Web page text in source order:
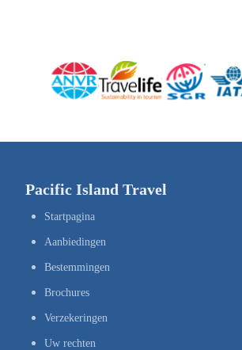
Pacific Island Travel
Startpagina
Aanbiedingen
Bestemmingen
Brochures
Verzekeringen
Uw rechten